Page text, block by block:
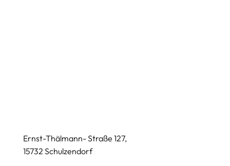
Ernst-Thälmann- Straße 127,
15732 Schulzendorf